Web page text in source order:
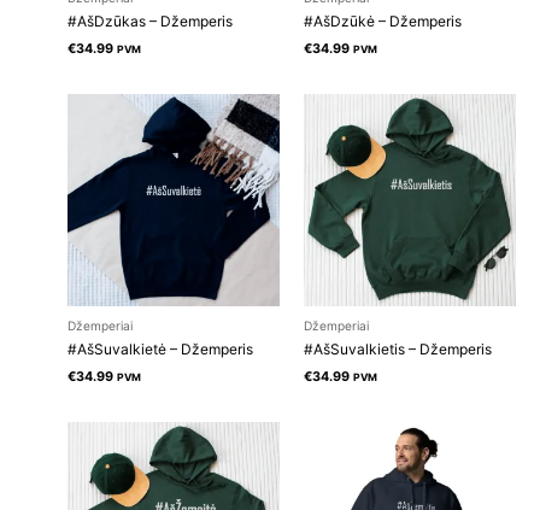
#AšDzūkas – Džemperis
€34.99 PVM
#AšDzūkė – Džemperis
€34.99 PVM
Džemperiai
#AšSuvalkietė – Džemperis
€34.99 PVM
Džemperiai
#AšSuvalkietis – Džemperis
€34.99 PVM